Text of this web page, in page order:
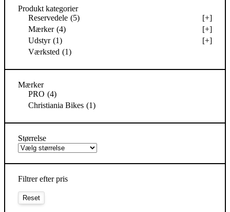
Produkt kategorier
Reservedele (5)
[+]
Mærker (4)
[+]
Udstyr (1)
[+]
Værksted (1)
Mærker
PRO (4)
Christiania Bikes (1)
Størrelse
Filtrer efter pris